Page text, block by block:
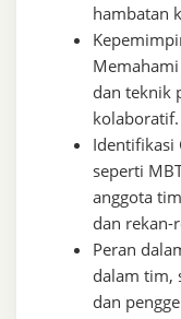
hambatan
dan teknik
kolaboratif.
Identifikasi
seperti
anggota
dan rekan-
Peran
dalam tim,
dan